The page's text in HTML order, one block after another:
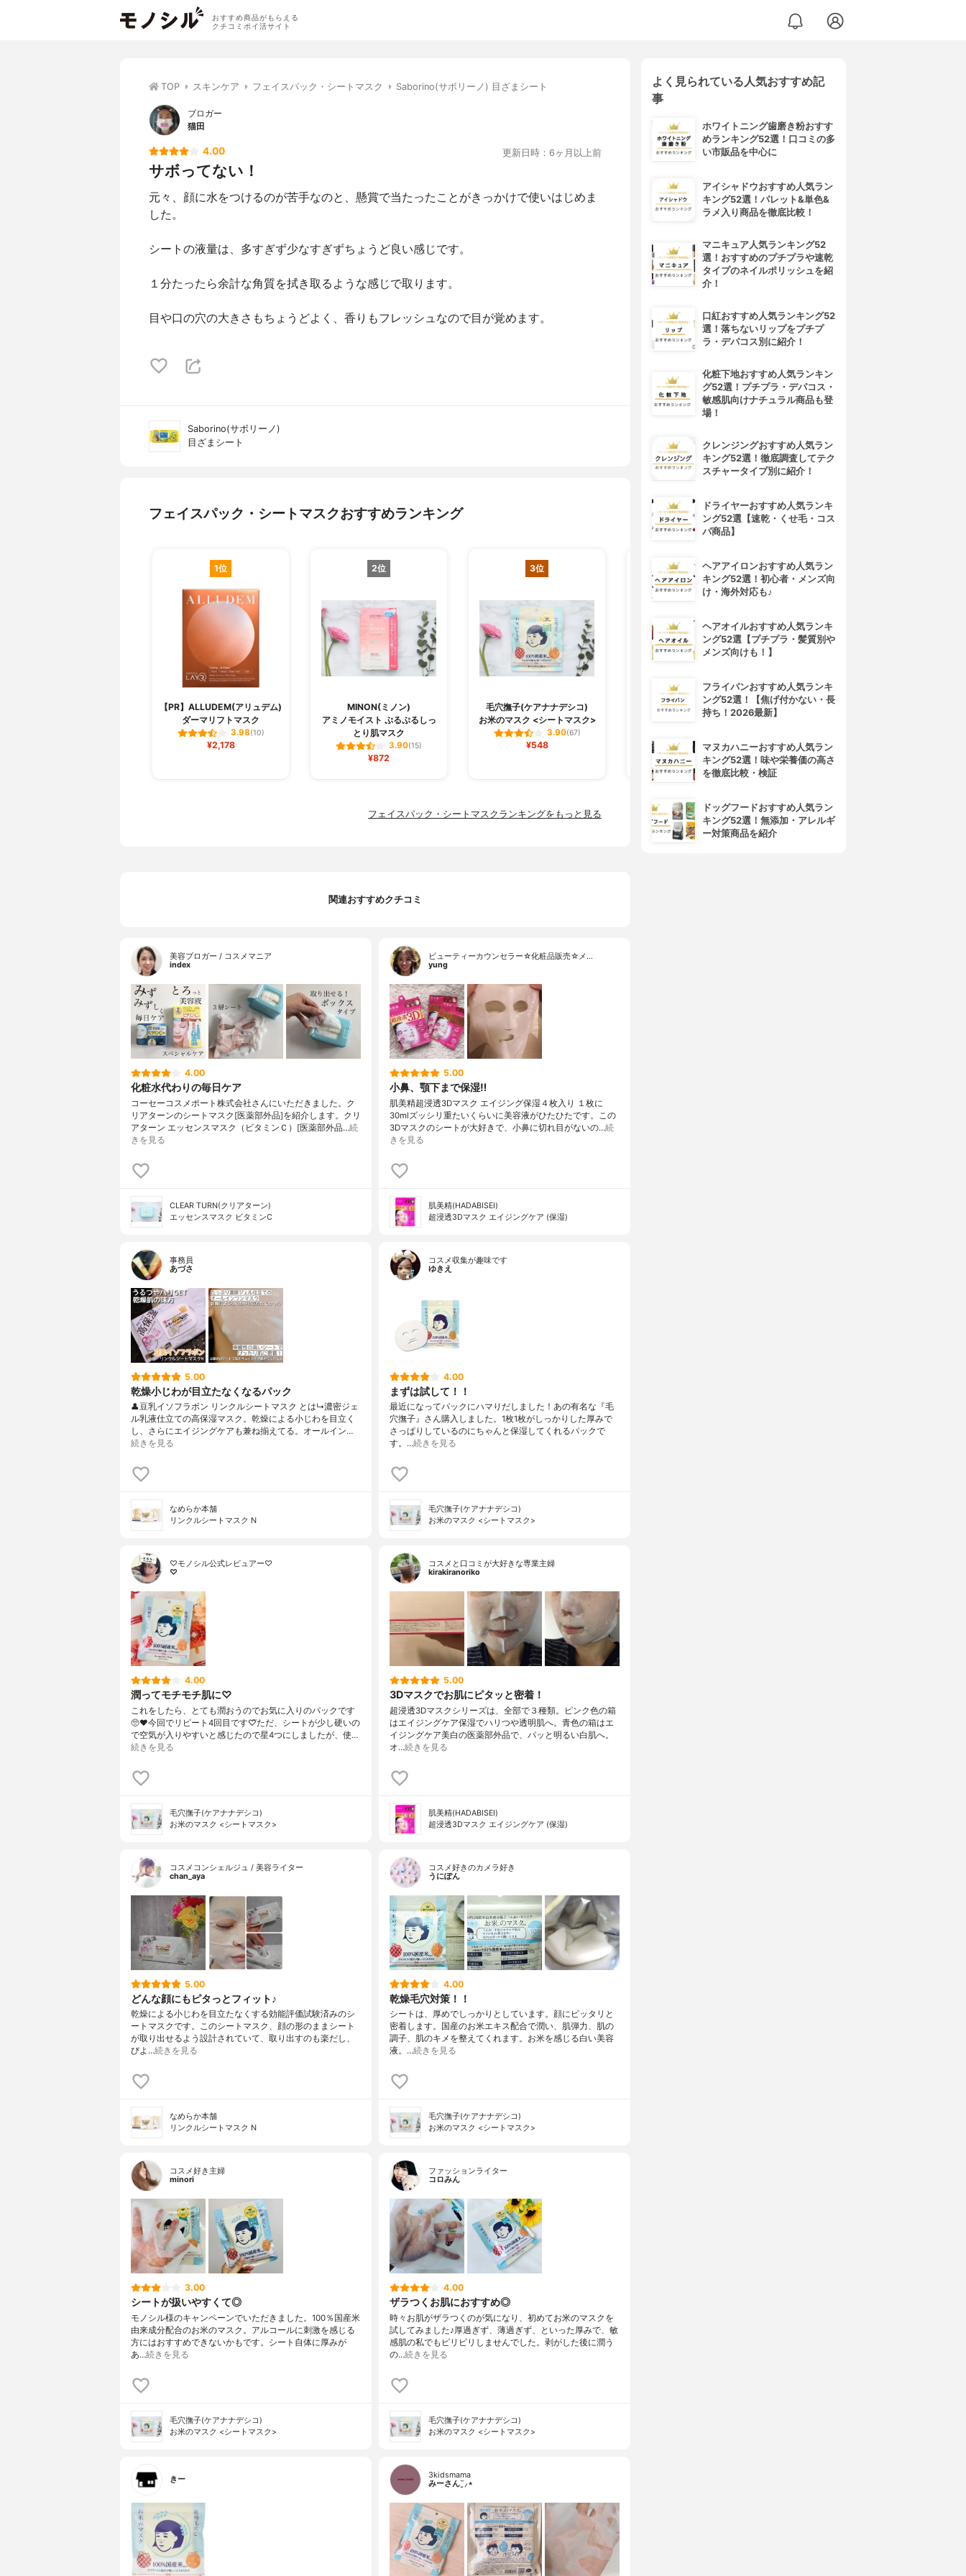
おすすめ商品がもらえる
クチコミポイ活サイト
TOP スキンケア フェイスパック・シートマスク Saborino(サボリーノ) 目ざまシート
ブロガー
猫田
4.00 更新日時：6ヶ月以上前
サボってない！
元々、顔に水をつけるのが苦手なのと、懸賞で当たったことがきっかけで使いはじめま
した。
シートの液量は、多すぎず少なすぎずちょうど良い感じです。
１分たったら余計な角質を拭き取るような感じで取ります。
目や口の穴の大きさもちょうどよく、香りもフレッシュなので目が覚めます。
Saborino(サボリーノ)
目ざまシート
フェイスパック・シートマスクおすすめランキング
1位
【PR】ALLUDEM(アリュデム)
ダーマリフトマスク
3.98(10)
¥2,178
2位
MINON(ミノン)
アミノモイスト ぷるぷるしっ
とり肌マスク
3.90(15)
¥872
3位
毛穴撫子(ケアナナデシコ)
お米のマスク <シートマスク>
3.90(67)
¥548
4位
Barrier Repair(バリアリペア)
シートマスク しっとり
¥426
美人ぬか(BIJINNUKA)
フェイスパック・シートマスクランキングをもっと見る
関連おすすめクチコミ
美容ブロガー / コスメマニア
index
4.00
化粧水代わりの毎日ケア
コーセーコスメポート株式会社さんにいただきました。ク
リアターンのシートマスク[医薬部外品]を紹介します。クリ
アターン エッセンスマスク（ビタミンＣ）[医薬部外品…続
きを見る
CLEAR TURN(クリアターン)
エッセンスマスク ビタミンC
ビューティーカウンセラー☆化粧品販売☆メ…
yung
5.00
小鼻、顎下まで保湿‼︎
肌美精超浸透3Dマスク エイジング保湿４枚入り １枚に
30mlズッシリ重たいくらいに美容液がひたひたです。この
3Dマスクのシートが大好きで、小鼻に切れ目がないの…続
きを見る
肌美精(HADABISEI)
超浸透3Dマスク エイジングケア (保湿)
事務員
あづさ
5.00
乾燥小じわが目立たなくなるパック
👤豆乳イソフラボン リンクルシートマスク とは↳濃密ジェ
ル乳液仕立ての高保湿マスク。乾燥による小じわを目立く
し、さらにエイジングケアも兼ね揃えてる。オールイン…
続きを見る
なめらか本舗
リンクルシートマスク N
コスメ収集が趣味です
ゆきえ
4.00
まずは試して！！
最近になってパックにハマりだしました！あの有名な『毛
穴撫子』さん購入しました。1枚1枚がしっかりした厚みで
さっぱりしているのにちゃんと保湿してくれるパックで
す。…続きを見る
毛穴撫子(ケアナナデシコ)
お米のマスク <シートマスク>
♡モノシル公式レビュアー♡
♡
4.00
潤ってモチモチ肌に♡
これをしたら、とても潤おうのでお気に入りのパックです
🥺❤今回でリピート4回目です♡⃛ただ、シートが少し硬いの
で空気が入りやすいと感じたので星4つにしましたが、使…
続きを見る
毛穴撫子(ケアナナデシコ)
お米のマスク <シートマスク>
コスメと口コミが大好きな専業主婦
kirakiranoriko
5.00
3Dマスクでお肌にピタッと密着！
超浸透3Dマスクシリーズは、全部で３種類。ピンク色の箱
はエイジングケア保湿でハリつや透明肌へ。青色の箱はエ
イジングケア美白の医薬部外品で、パッと明るい白肌へ。
オ…続きを見る
肌美精(HADABISEI)
超浸透3Dマスク エイジングケア (保湿)
コスメコンシェルジュ / 美容ライター
chan_aya
5.00
どんな顔にもピタっとフィット♪
乾燥による小じわを目立たなくする効能評価試験済みのシ
ートマスクです。このシートマスク、顔の形のままシート
が取り出せるよう設計されていて、取り出すのも楽だし、
びよ…続きを見る
なめらか本舗
リンクルシートマスク N
コスメ好きのカメラ好き
うにぽん
4.00
乾燥毛穴対策！！
シートは、厚めでしっかりとしています。顔にピッタリと
密着します。国産のお米エキス配合で潤い、肌弾力、肌の
調子、肌のキメを整えてくれます。お米を感じる白い美容
液。…続きを見る
毛穴撫子(ケアナナデシコ)
お米のマスク <シートマスク>
コスメ好き主婦
minori
3.00
シートが扱いやすくて◎
モノシル様のキャンペーンでいただきました。100％国産米
由来成分配合のお米のマスク。アルコールに刺激を感じる
方にはおすすめできないかもです。シート自体に厚みが
あ…続きを見る
毛穴撫子(ケアナナデシコ)
お米のマスク <シートマスク>
ファッションライター
コロみん
4.00
ザラつくお肌におすすめ◎
時々お肌がザラつくのが気になり、初めてお米のマスクを
試してみました♪厚過ぎず、薄過ぎず、といった厚みで、敏
感肌の私でもピリピリしませんでした。剥がした後に潤う
の…続きを見る
毛穴撫子(ケアナナデシコ)
お米のマスク <シートマスク>
きー
3kidsmama
みーさん¨̮⸝⋆
よく見られている人気おすすめ記
事
ホワイトニング歯磨き粉おすす
めランキング52選！口コミの多
い市販品を中心に
アイシャドウおすすめ人気ラン
キング52選！パレット&単色&
ラメ入り商品を徹底比較！
マニキュア人気ランキング52
選！おすすめのプチプラや速乾
タイプのネイルポリッシュを紹
介！
口紅おすすめ人気ランキング52
選！落ちないリップをプチプ
ラ・デパコス別に紹介！
化粧下地おすすめ人気ランキン
グ52選！プチプラ・デパコス・
敏感肌向けナチュラル商品も登
場！
クレンジングおすすめ人気ラン
キング52選！徹底調査してテク
スチャータイプ別に紹介！
ドライヤーおすすめ人気ランキ
ング52選【速乾・くせ毛・コス
パ商品】
ヘアアイロンおすすめ人気ラン
キング52選！初心者・メンズ向
け・海外対応も♪
ヘアオイルおすすめ人気ランキ
ング52選【プチプラ・髪質別や
メンズ向けも！】
フライパンおすすめ人気ランキ
ング52選！【焦げ付かない・長
持ち！2026最新】
マヌカハニーおすすめ人気ラン
キング52選！味や栄養価の高さ
を徹底比較・検証
ドッグフードおすすめ人気ラン
キング52選！無添加・アレルギ
ー対策商品を紹介